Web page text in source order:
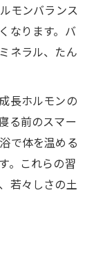
モンバランス
なります。バ
ネラル、たん
長ホルモンの
る前のスマー
で体を温める
。これらの習
若々しさの土